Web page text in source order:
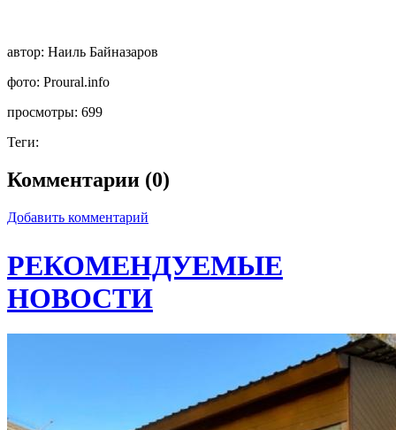
автор: Наиль Байназаров
фото: Proural.info
просмотры: 699
Теги:
Комментарии (0)
Добавить комментарий
РЕКОМЕНДУЕМЫЕ
НОВОСТИ